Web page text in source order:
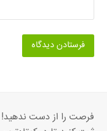
فرصت را از دست ندهید!